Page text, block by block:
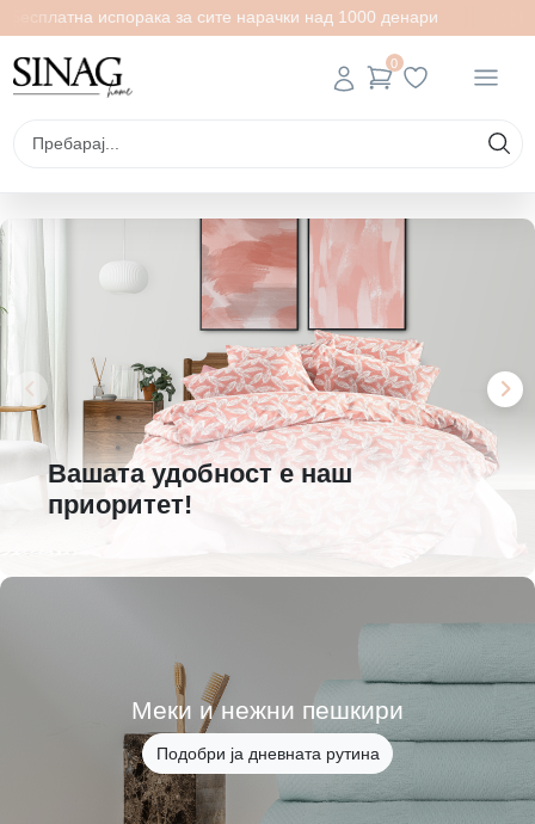
испорака за сите нарачки над 1000 денари
0
Вашата удобност е наш
приоритет!
Меки и нежни пешкири
Подобри ја дневната рутина